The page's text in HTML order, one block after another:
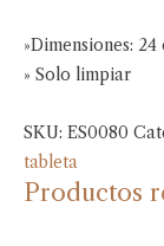
»Dimensiones:
» Solo limpiar
SKU: ES0080
tableta
Productos